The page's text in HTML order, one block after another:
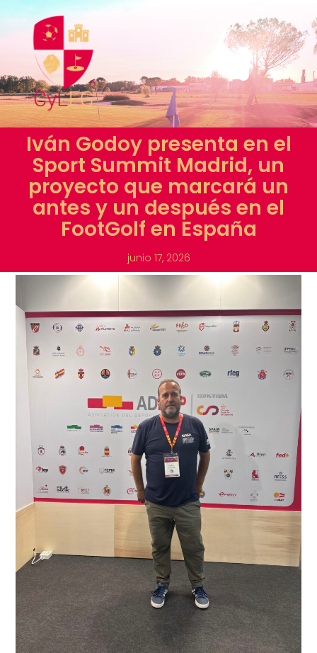
Iván Godoy presenta en el
Sport Summit Madrid, un
proyecto que marcará un
antes y un después en el
FootGolf en España
junio 17, 2026